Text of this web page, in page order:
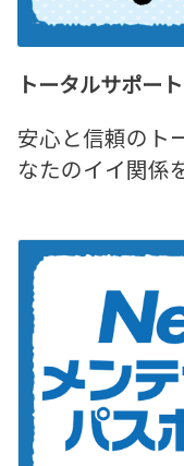
トータルサポート
安心と信頼のト
なたのイイ関係